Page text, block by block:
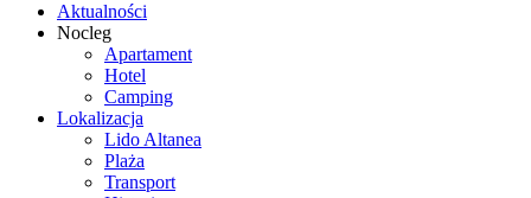
Aktualności
Nocleg
Apartament
Hotel
Camping
Lokalizacja
Lido Altanea
Plaża
Transport